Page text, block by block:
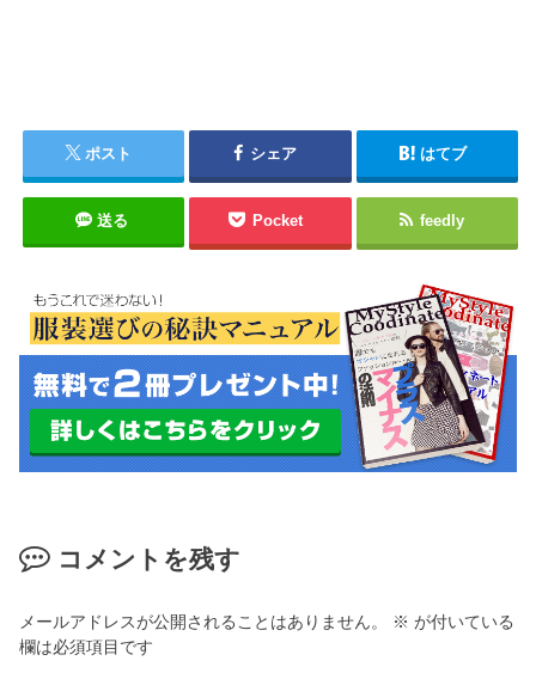
ポスト シェア はてブ
送る Pocket feedly
コメントを残す
メールアドレスが公開されることはありません。 ※ が付いている
欄は必須項目です